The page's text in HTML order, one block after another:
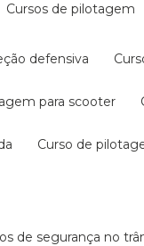
cursos de pilotagem
defensiva
para scooter
curso de
de segurança no